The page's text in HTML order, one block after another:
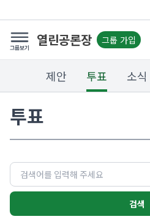
열린공론장 그룹 가입
제안 투표 소식
투표
검색